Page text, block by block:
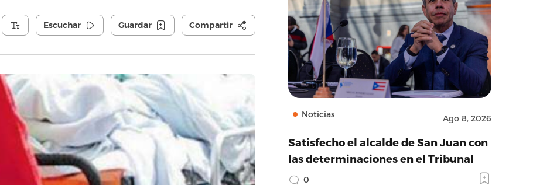
Escuchar Guardar Compartir
Noticias Ago 8, 2026
Satisfecho el alcalde de San Juan con
las determinaciones en el Tribunal
0